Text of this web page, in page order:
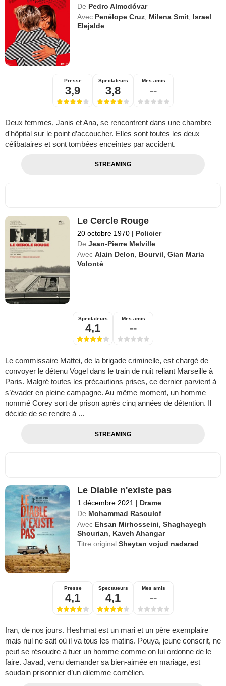
De Pedro Almodóvar
Avec Penélope Cruz Milena Smit Israel
Elejalde
Presse
3,9
Spectateurs
3,8
Mes amis
--
Deux femmes, Janis et Ana, se rencontrent dans une chambre
d'hôpital sur le point d’accoucher. Elles sont toutes les deux
célibataires et sont tombées enceintes par accident.
STREAMING
Le Cercle Rouge
20 octobre 1970 | Policier
De Jean-Pierre Melville
Avec Alain Delon Bourvil ,Gian Maria
Volontè
Spectateurs
4,1
Mes amis
--
Le commissaire Mattei, de la brigade criminelle, est chargé de
convoyer le détenu Vogel dans le train de nuit reliant Marseille à
Paris. Malgré toutes les précautions prises, ce dernier parvient à
s’évader en pleine campagne. Au même moment, un homme
nommé Corey sort de prison après cinq années de détention. Il
décide de se rendre à ...
STREAMING
Le Diable n'existe pas
1 décembre 2021 | Drame
De Mohammad Rasoulof
Avec Ehsan Mirhosseini ,Shaghayegh
Shourian
Kaveh Ahangar
Titre originalSheytan vojud nadarad
Presse
4,1
Spectateurs
4,1
Mes amis
--
Iran, de nos jours. Heshmat est un mari et un père exemplaire
mais nul ne sait où il va tous les matins. Pouya, jeune conscrit, ne
peut se résoudre à tuer un homme comme on lui ordonne de le
faire. Javad, venu demander sa bien-aimée en mariage, est
soudain prisonnier d’un dilemme cornélien.